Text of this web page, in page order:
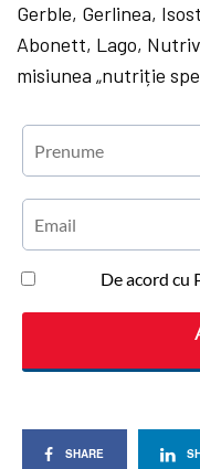
Gerble, Gerlinea,
Abonett, Lago,
misiunea „nutriție
SHARE